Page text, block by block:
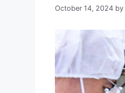
October 14, 2024 by